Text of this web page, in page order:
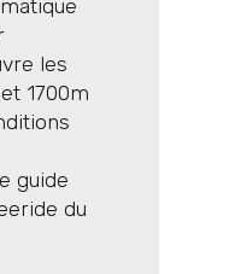
les
1700m
guide
du